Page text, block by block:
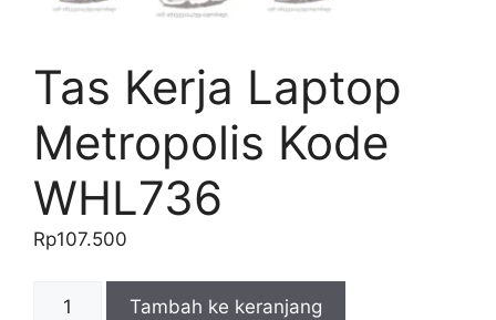
Tas Kerja Laptop
Metropolis Kode
WHL736
Rp107.500
Kuantitas
Tambah ke keranjang